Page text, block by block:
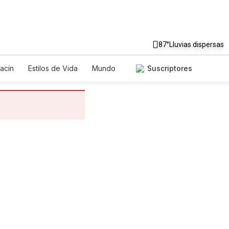
87°Lluvias dispersas
Estilos de Vida
Mundo
Suscriptores